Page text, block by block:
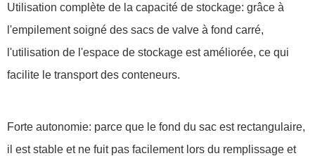
Utilisation complète de la capacité de stockage: grâce à
l'empilement soigné des sacs de valve à fond carré,
l'utilisation de l'espace de stockage est améliorée, ce qui
facilite le transport des conteneurs.
Forte autonomie: parce que le fond du sac est rectangulaire,
il est stable et ne fuit pas facilement lors du remplissage et